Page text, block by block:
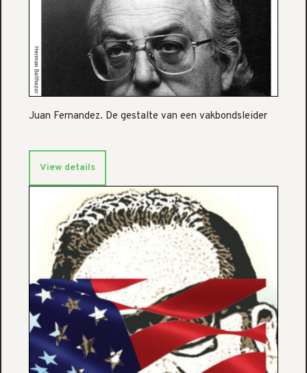
Juan Fernandez. De gestalte van een vakbondsleider
View details